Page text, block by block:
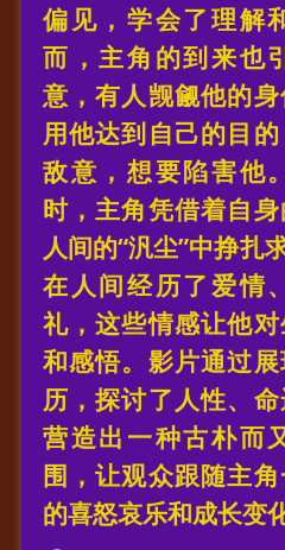
偏见，学会了理解
而，主角的到来也
意，有人觊觎他的
用他达到自己的目
敌意，想要陷害他
时，主角凭借着自
人间的“汎尘”中挣扎
在人间经历了爱情
礼，这些情感让他
和感悟。影片通过
历，探讨了人性、
营造出一种古朴而
围，让观众跟随主
的喜怒哀乐和成长变